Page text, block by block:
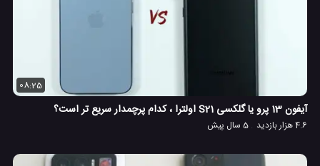
08:25
آیفون 13 پرو یا گلکسی S21 اولترا ، کدام پرچمدار سریع تر است؟
4.6 هزار بازدید 5 سال پیش